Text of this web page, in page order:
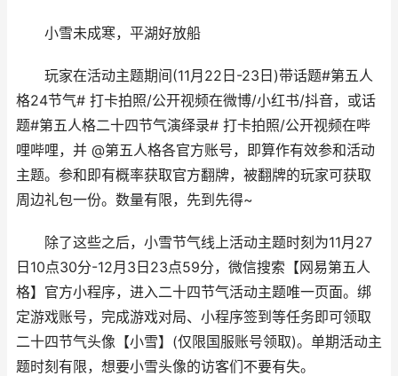
小雪未成寒，平湖好放船
玩家在活动主题期间(11月22日-23日)带话题#第五人
格24节气# 打卡拍照/公开视频在微博/小红书/抖音，或话
题#第五人格二十四节气演绎录# 打卡拍照/公开视频在哔
哩哔哩，并 @第五人格各官方账号，即算作有效参和活动
主题。参和即有概率获取官方翻牌，被翻牌的玩家可获取
周边礼包一份。数量有限，先到先得~
除了这些之后，小雪节气线上活动主题时刻为11月27
日10点30分-12月3日23点59分，微信搜索【网易第五人
格】官方小程序，进入二十四节气活动主题唯一页面。绑
定游戏账号，完成游戏对局、小程序签到等任务即可领取
二十四节气头像【小雪】(仅限国服账号领取)。单期活动主
题时刻有限，想要小雪头像的访客们不要有失。